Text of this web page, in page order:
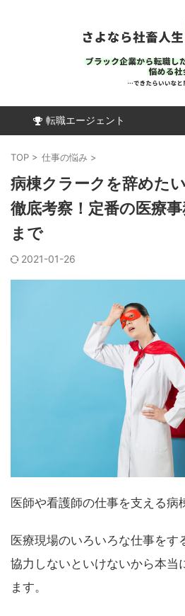
転職エージェント
TOP > 仕事の悩み >
病棟クラークを辞めた
徹底考察！定番の医療
まで
2021-01-26
医師や看護師の仕事を支える病
医療現場のいろいろな仕事をす
協力しないといけないから本当
ます。